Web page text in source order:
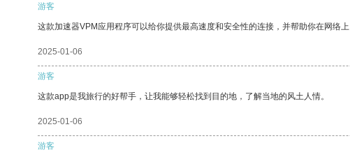
游客
这款加速器VPM应用程序可以给你提供最高速度和安全性的连接，并帮助你在网络上
2025-01-06
游客
这款app是我旅行的好帮手，让我能够轻松找到目的地，了解当地的风土人情。
2025-01-06
游客